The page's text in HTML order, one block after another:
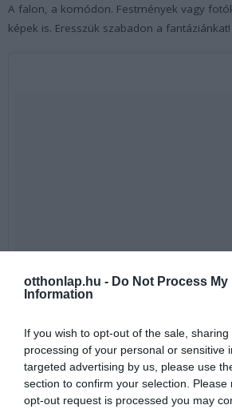
otthonlap.hu - Do Not Process My
Information
If you wish to opt-out of the sale,
processing of your personal or sensitive
targeted advertising by us, please use
section to confirm your selection.
opt-out request is processed you may
A falon, a komódon. Festmények vagy
képek is. Eresszük szabadon a fantáziánkat!